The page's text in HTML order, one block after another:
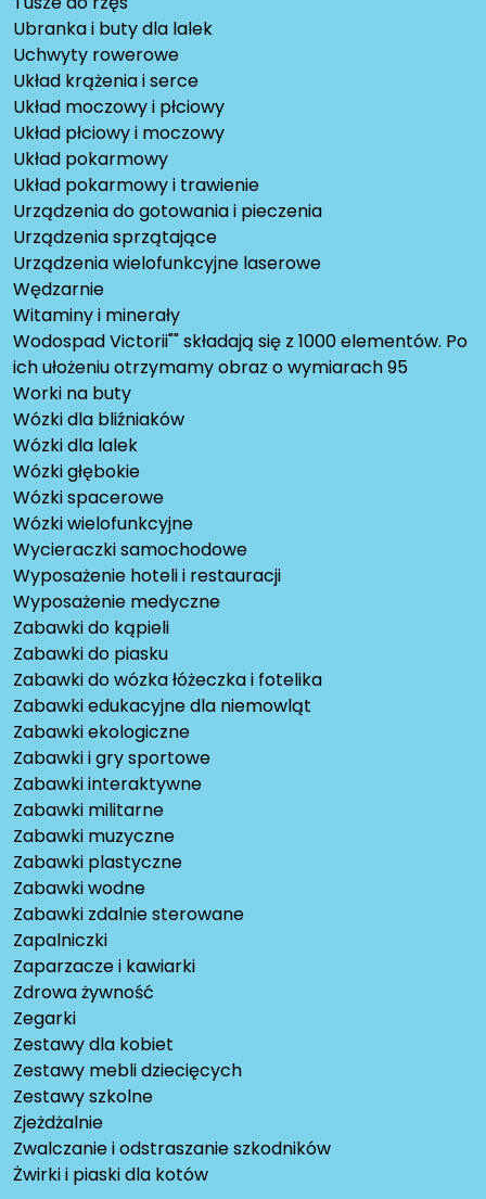
Ubranka i buty dla lalek
Uchwyty rowerowe
Układ krążenia i serce
Układ moczowy i płciowy
Układ płciowy i moczowy
Układ pokarmowy
Układ pokarmowy i trawienie
Urządzenia do gotowania i pieczenia
Urządzenia sprzątające
Urządzenia wielofunkcyjne laserowe
Wędzarnie
Witaminy i minerały
Wodospad Victorii"" składają się z 1000 elementów. Po
ich ułożeniu otrzymamy obraz o wymiarach 95
Worki na buty
Wózki dla bliźniaków
Wózki dla lalek
Wózki głębokie
Wózki spacerowe
Wózki wielofunkcyjne
Wycieraczki samochodowe
Wyposażenie hoteli i restauracji
Wyposażenie medyczne
Zabawki do kąpieli
Zabawki do piasku
Zabawki do wózka łóżeczka i fotelika
Zabawki edukacyjne dla niemowląt
Zabawki ekologiczne
Zabawki i gry sportowe
Zabawki interaktywne
Zabawki militarne
Zabawki muzyczne
Zabawki plastyczne
Zabawki wodne
Zabawki zdalnie sterowane
Zapalniczki
Zaparzacze i kawiarki
Zdrowa żywność
Zegarki
Zestawy dla kobiet
Zestawy mebli dziecięcych
Zestawy szkolne
Zjeżdżalnie
Zwalczanie i odstraszanie szkodników
Żwirki i piaski dla kotów